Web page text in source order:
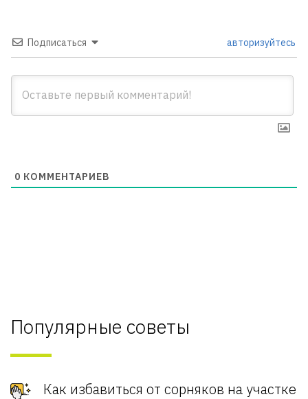
Подписаться авторизуйтесь
0 КОММЕНТАРИЕВ
Популярные советы
Как избавиться от сорняков на участке